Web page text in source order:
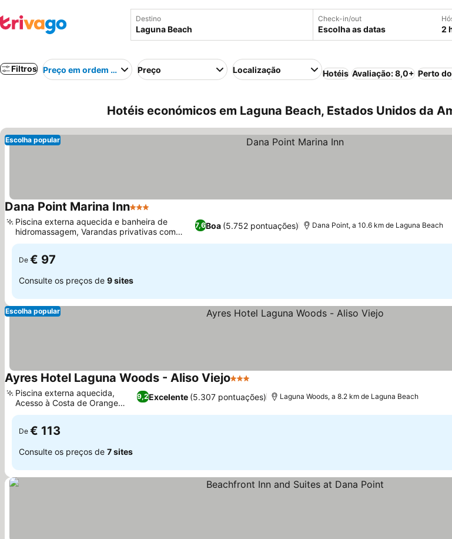
Destino Check-in/out
Escolha as datas 2
Filtros Preço em ordem crescentePreço Localização Hotéis Avaliação: 8,0+ Perto
Hotéis económicos em Laguna Beach, Estados Unidos da
Escolha popular
Dana Point Marina Inn3 Estrelas
7,6Boa (5.752 pontuações)
Piscina externa aquecida e banheira de
hidromassagem, Varandas privativas com
vista para o porto
Dana Point, a 10.6 km de Laguna Beach
De € 97
Consulte os preços de 9 sites
Escolha popular
Ayres Hotel Laguna Woods - Aliso Viejo3 Estrelas
9,2Excelente (5.307 pontuações)
Piscina externa aquecida,
Acesso à Costa de Orange
County
Laguna Woods, a 8.2 km de Laguna Beach
De € 113
Consulte os preços de 7 sites